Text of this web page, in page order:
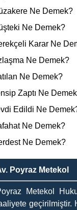
Ne Demek?
Ne Demek?
Karar Ne
Ne Demek?
Ne Demek?
Zaptı Ne
Edildi Ne
Ne Demek?
Ne Demek?
Poyraz Metekol
Metekol
geçirilmiştir.